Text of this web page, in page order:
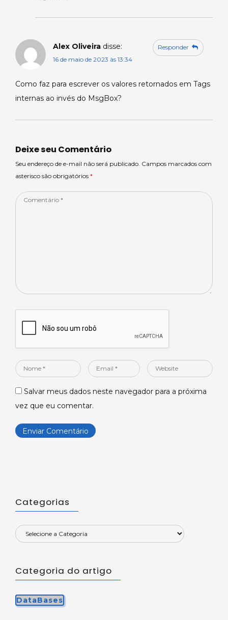
Alex Oliveira disse:
16 de maio de 2023 às 13:34
Como faz para escrever os valores retornados em Tags
internas ao invés do MsgBox?
Responder
Deixe seu Comentário
Seu endereço de e-mail não será publicado. Campos marcados com
asterisco são obrigatórios *
Comentário
Nome
Email
Website
Salvar meus dados neste navegador para a próxima
vez que eu comentar.
Categorias
Categoria do artigo
DataBases